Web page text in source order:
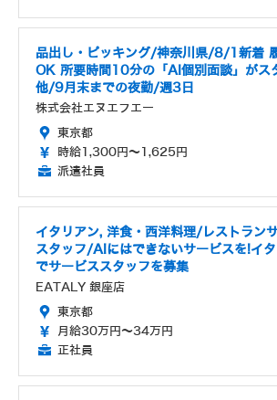
品出し・ピッキング/神奈川県/8/1新着
OK 所要時間10分の「AI個別面談」が
他/9月末までの夜勤/週3日
株式会社エヌエフエー
東京都
時給1,300円～1,625円
派遣社員
イタリアン, 洋食・西洋料理/レストラン
スタッフ/AIにはできないサービスを!イ
でサービススタッフを募集
EATALY 銀座店
東京都
月給30万円～34万円
正社員